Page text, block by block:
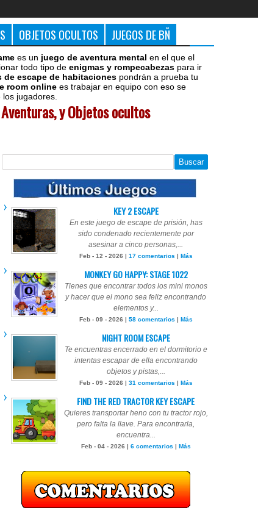
OBJETOS OCULTOS JUEGOS DE BÑ
es un juego de aventura mental en el que el
todo tipo de enigmas y rompecabezas para ir
de escape de habitaciones pondrán a prueba tu
room online es trabajar en equipo con eso se
jugadores.
Aventuras, y Objetos ocultos
KEY 2 ESCAPE
En este juego de escape de prisión, has
sido condenado recientemente por
asesinar a cinco personas,...
Feb - 12 - 2026 | 17 comentarios | Más
MONKEY GO HAPPY: STAGE 1022
Tienes que encontrar todos los mini monos
y hacer que el mono sea feliz encontrando
elementos y...
Feb - 09 - 2026 | 58 comentarios | Más
NIGHT ROOM ESCAPE
Te encuentras encerrado en el dormitorio e
intentas escapar de ella encontrando
objetos y pistas,...
Feb - 09 - 2026 | 31 comentarios | Más
FIND THE RED TRACTOR KEY ESCAPE
Quieres transportar heno con tu tractor rojo,
pero falta la llave. Para encontrarla,
encuentra...
Feb - 04 - 2026 | 6 comentarios | Más